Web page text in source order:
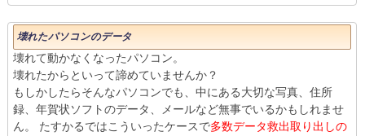
壊れたパソコンのデータ
壊れて動かなくなったパソコン。
壊れたからといって諦めていませんか？
もしかしたらそんなパソコンでも、中にある大切な写真、住所
録、年賀状ソフトのデータ、メールなど無事でいるかもしれませ
ん。 たすかるではこういったケースで多数データ救出取り出しの